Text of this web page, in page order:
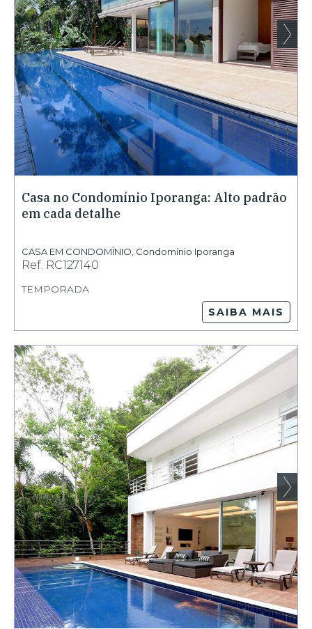
Casa no Condomínio Iporanga: Alto padrāo
em cada detalhe
CASA EM CONDOMÍNIO Condomínio Iporanga
Ref. RC127140
TEMPORADA
SAIBA MAIS